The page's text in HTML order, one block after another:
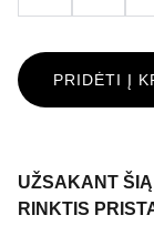
PRIDĖTI Į
UŽSAKANT
RINKTIS